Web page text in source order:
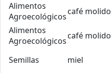
Alimentos
Agroecológicoscafé molido
Alimentos
Agroecológicoscafé molido
Semillas miel